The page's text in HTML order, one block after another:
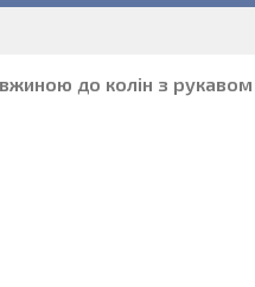
до колін з